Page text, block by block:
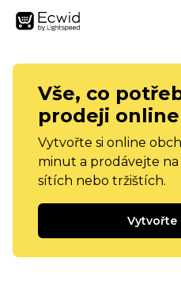
Vše, co
prodeji online
Vytvořte si online
minut a prodávejte
sítích nebo tržištích.
Vytvořte